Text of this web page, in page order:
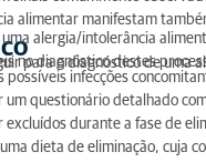
alimentar manifestam
alergia/intolerância
no diagnóstico destes
para o diagnóstico de uma
possíveis infecções
um questionário detalhado
excluídos durante a fase de
dieta de eliminação, cuja